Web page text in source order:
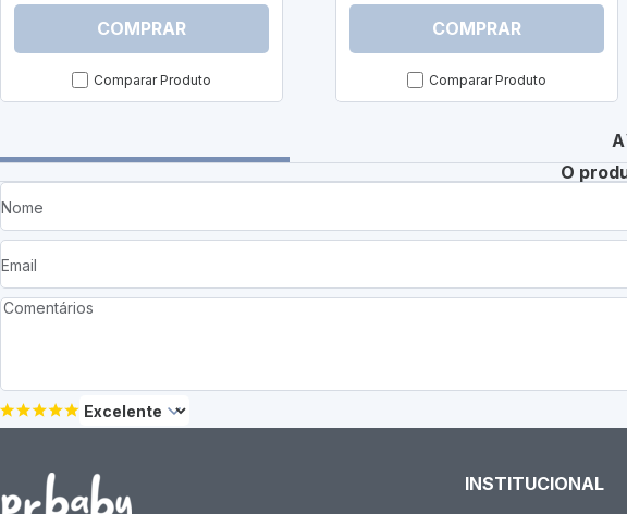
COMPRAR
Comparar Produto
COMPRAR
Comparar Produto
O
INSTITUCIONAL